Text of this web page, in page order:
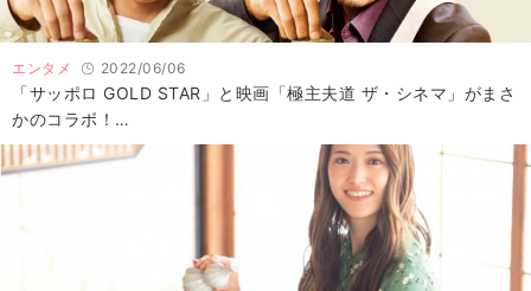
エンタメ 2022/06/06
「サッポロ GOLD STAR」と映画「極主夫道 ザ・シネマ」がまさ
かのコラボ！…